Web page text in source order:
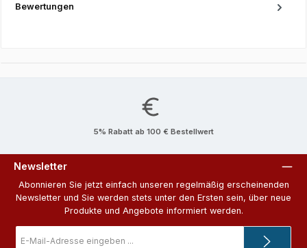
Bewertungen
5% Rabatt ab 100 € Bestellwert
Newsletter
Abonnieren Sie jetzt einfach unseren regelmäßig erscheinenden
Newsletter und Sie werden stets unter den Ersten sein, über neue
Produkte und Angebote informiert werden.
Mail-